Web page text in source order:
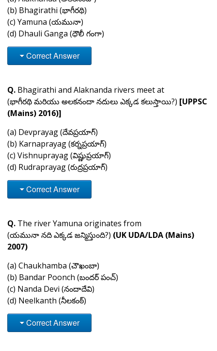
(b) Bhagirathi (భాగీరథి)
(c) Yamuna (యమునా)
(d) Dhauli Ganga (ధౌలీ గంగా)
Correct Answer
Q. Bhagirathi and Alaknanda rivers meet at
(భాగీరథి మరియు అలకనందా నదులు ఎక్కడ కలుస్తాయి?) [UPPSC
(Mains) 2016)]
(a) Devprayag (దేవప్రయాగ్)
(b) Karnaprayag (కర్నప్రయాగ్)
(c) Vishnuprayag (విష్ణుప్రయాగ్)
(d) Rudraprayag (రుద్రప్రయాగ్)
Correct Answer
Q. The river Yamuna originates from
(యమునా నది ఎక్కడ జన్మిస్తుంది?) (UK UDA/LDA (Mains)
2007)
(a) Chaukhamba (చౌఖంబా)
(b) Bandar Poonch (బందర్ పంచ్)
(c) Nanda Devi (నందాదేవి)
(d) Neelkanth (నీలకంఠ్)
Correct Answer